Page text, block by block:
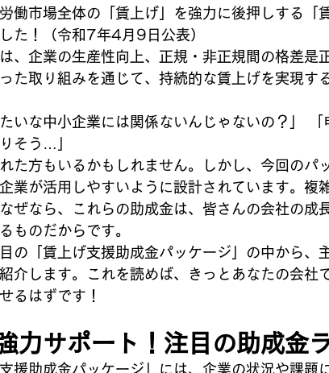
働市場全体の「賃上げ」を強力に後押しする「
た！（令和7年4月9日公表）
、企業の生産性向上、正規・非正規間の格差是
た取り組みを通じて、持続的な賃上げを実現す
たいな中小企業には関係ないんじゃないの？」
そう…」
た方もいるかもしれません。しかし、今回のパ
業が活用しやすいように設計されています。複
ぜなら、これらの助成金は、皆さんの会社の成
ものだからです。
の「賃上げ支援助成金パッケージ」の中から、
介します。これを読めば、きっとあなたの会社
るはずです！
力サポート！注目の助成金
援助成金パッケージ」には、企業の状況や課題